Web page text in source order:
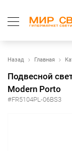
Назад Главная
Подвесной
Modern Porto
#FR5104PL-06BS3